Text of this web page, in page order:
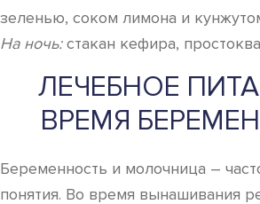
зеленью, соком лимона и
На ночь:стакан кефира,
ЛЕЧЕБНОЕ
ВРЕМЯ
Беременность и молочница –
понятия. Во время вынашивания